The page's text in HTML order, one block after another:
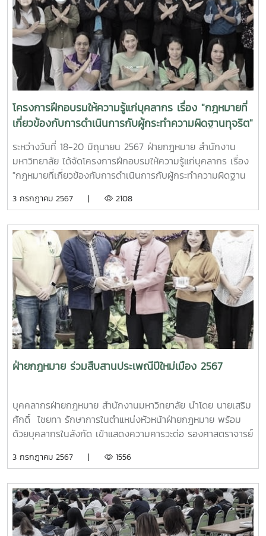
ด้วยวิธีการสัมภาษณ์ผ่านทางระบบการประชุมออนไลน์ (WEBEX)
เพื่อที่สำนักงาน ป.ป.ช. จะนำผลการการจัดเก็บข้อมูลดังกล่าวไป
ประมวลผลการประเมิน ITA ประจำปีงบประมาณ พ.ศ. 2568 ใน
ส่วนของภาพรวมหน่วยงานต่อไป ในการนี้ ผู้ช่วยศาสตราจารย์
ดร.สุริยจรัส เตชะตันมีนสกุล รักษาการแทนรองอธิการบดี ใน
ฐานะประธานคณะกรรมการดำเนินงาน ITA ของมหาวิทยาลัยแม่
โจ้ ได้เข้าร่วมสังเกตการณ์ในวันดังกล่าวด้วย ซึ่งการดำเนิน
กิจกรรมเป็นไปด้วยความเรียบร้อย ได้รับความร่วมมือจากผู้เข้า
ร่วมการประเมินอย่างเต็มที่ มีผู้เข้าร่วมการประเมินทั้งสิ้น 52 คน
ครบถ้วนตามเกณฑ์จำนวนขั้นต่ำสำหรับการจัดเก็บข้อมูลแบบ
วัดฯ ด้วยวิธีการสัมภาษณ์
โครงการฝึกอบรมให้ความรู้แก่บุคลากร เรื่อง "กฎหมายที่
เกี่ยวข้องกับการดำเนินการกับผู้กระทำความผิดฐานทุจริต"
(ครั้งที่ 1)
ระหว่างวันที่ 18-20 มิถุนายน 2567 ฝ่ายกฎหมาย สำนักงาน
มหาวิทยาลัย ได้จัดโครงการฝึกอบรมให้ความรู้แก่บุคลากร เรื่อง
"กฎหมายที่เกี่ยวข้องกับการดำเนินการกับผู้กระทำความผิดฐาน
การทุจริต ประจำปีงบประมาณ 2567 ณ มหาวิทยาลัยแม่โจ้-
กฎระเบียบของมหาวิทยาลัย และกฎหมายกลาง เช่น มาตรการ
ลงโทษทางวินัยของมหาวิทยาลัย การสอบสวนข้อเท็จจริงความ
รับผิดทางละเมิด และการดำเนินคดีอาญา เพื่อให้ผู้เข้ารับการฝึก
อบรมได้มีความรู้ความเข้าใจในกระบวนการดำเนินการทาง
กฎหมายต่อผู้กระทำความผิด ทำให้เกิดความตระหนักถึงผลกระ
ทบจากการที่บุคลากรกระทำการทุจริต และร่วมเป็นส่วนหนึ่งใน
การสอดส่องดูแลไม่ให้เกิดปัญหาดังกล่าวขึ้น อันจะเป็นการป้อง
ปรามไม่ให้เกิดปัญหาการทุจริตภายในองค์กร ทั้งนี้ โครงการดัง
กล่าวเป็นกิจกรรมที่ต่อเนื่องจากโครงการปลูกจิตสำนึกและส่ง
เสริมค่านิยมต่อต้านการทุจริต ประจำปีงบประมาณ พ.ศ. 2566
ณ มหาวิทยาลัยแม่โจ้ จังหวัดเชียงใหม่ ซึ่งมีการดำเนินการทั้ง
จำกัดหลายประการที่ทำให้ผู้เข้ารับการฝึกอบรมไม่สามารถเข้าร่วม
กิจกรรม หรือสอบถามประเด็นข้อสงสัยได้อย่างเต็มที่ ดังนั้นเพื่อ
ให้เป็นการเปิดโอกาสให้บุคลากรในสังกัดมหาวิทยาลัยแม่โจ้ใน
ถามตอบปัญหาข้อกฎหมายกับผู้บรรยายได้โดยตรง ฝ่ายกฎหมาย
มหาวิทยาลัยแม่โจ้-ชุมพร และ มหาวิทยาลัยแม่โจ้-แพร่
เฉลิมพระเกียรติ โดยแยกดำเนินการเป็น 2 ช่วงเวลา ในการนี้
รองศาสตราจารย์ ดร.เกรียงศักดิ์ ศรีเงินยวง รักษาการแทน
รองอธิการบดี ในฐานะประธานคณะกรรมการดำเนินงาน ITA
3 กรกฎาคม 2567 | 2108
ฝ่ายกฎหมาย ร่วมสืบสานประเพณีปีใหม่เมือง 2567
บุคคลากรฝ่ายกฎหมาย สำนักงานมหาวิทยาลัย นำโดย นายเสริม
ศักดิ์ ไชยทา รักษาการในตำแหน่งหัวหน้าฝ่ายกฎหมาย พร้อม
ด้วยบุคลากรในสังกัด เข้าแสดงความคารวะต่อ รองศาสตราจารย์
รองอธิการบดี เพื่อขอขมาและขอพรเนื่องในประเพณีปี๋ใหม่เมือง
รดน้ำดำหัวผู้อาวุโส ณ ศูนย์กีฬากาญจนาภิเษกรัชกาลที่ 9
มหาวิทยาลัยแม่โจ้ อีกด้วย
3 กรกฎาคม 2567 | 1556